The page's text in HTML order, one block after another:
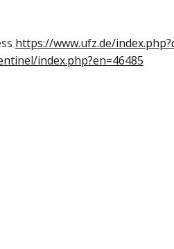
https://www.ufz.de/
index.php?en=46485